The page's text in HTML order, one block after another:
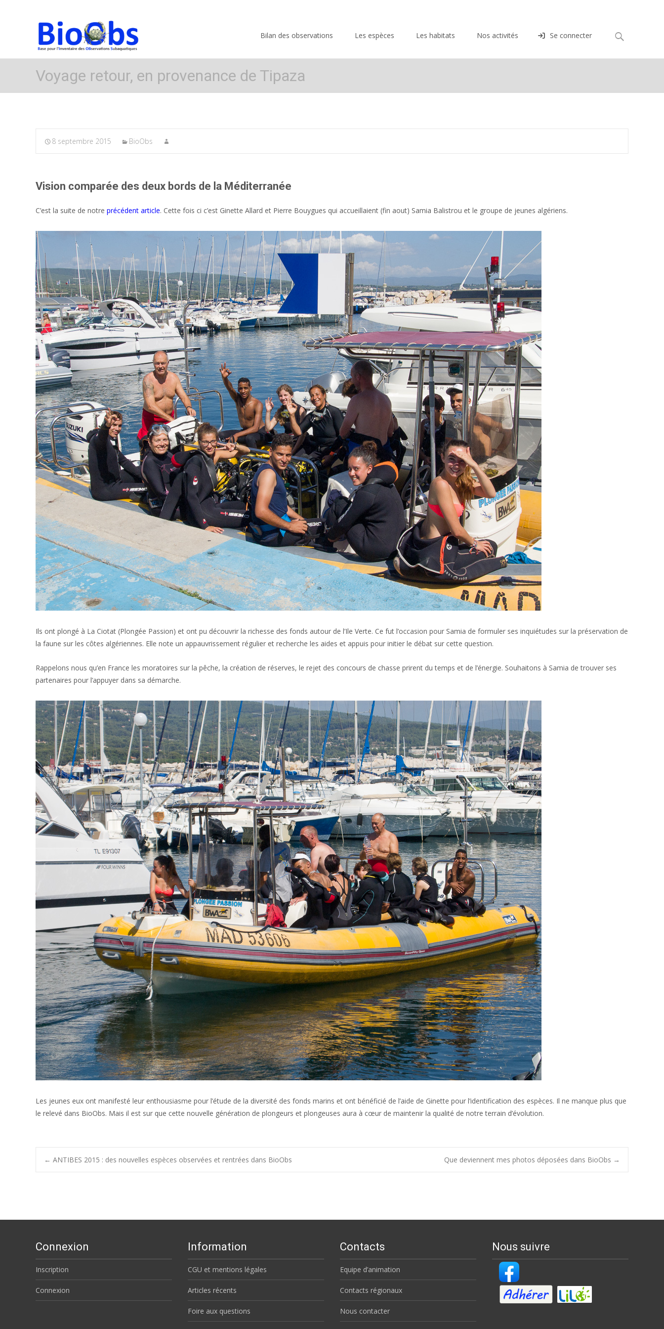
Bilan des observations Les espèces Les habitats Nos activités Se connecter Rechercher :
Voyage retour, en provenance de Tipaza
8 septembre 2015 BioObs
Vision comparée des deux bords de la Méditerranée
C’est la suite de notre précédent article. Cette fois ci c’est Ginette Allard et Pierre Bouygues qui accueillaient (fin aout) Samia Balistrou et le groupe de jeunes algériens.
Ils ont plongé à La Ciotat (Plongée Passion) et ont pu découvrir la richesse des fonds autour de l’Ile Verte. Ce fut l’occasion pour Samia de formuler ses inquiétudes sur la préservation de
la faune sur les côtes algériennes. Elle note un appauvrissement régulier et recherche les aides et appuis pour initier le débat sur cette question.
Rappelons nous qu’en France les moratoires sur la pêche, la création de réserves, le rejet des concours de chasse prirent du temps et de l’énergie. Souhaitons à Samia de trouver ses
partenaires pour l’appuyer dans sa démarche.
Les jeunes eux ont manifesté leur enthousiasme pour l’étude de la diversité des fonds marins et ont bénéficié de l’aide de Ginette pour l’identification des espèces. Il ne manque plus que
le relevé dans BioObs. Mais il est sur que cette nouvelle génération de plongeurs et plongeuses aura à cœur de maintenir la qualité de notre terrain d’évolution.
Post
← ANTIBES 2015 : des nouvelles espèces observées et rentrées dans BioObs Que deviennent mes photos déposées dans BioObs →
Connexion
Inscription
Connexion
Information
CGU et mentions légales
Articles récents
Foire aux questions
Contacts
Equipe d’animation
Contacts régionaux
Nous contacter
Nous suivre